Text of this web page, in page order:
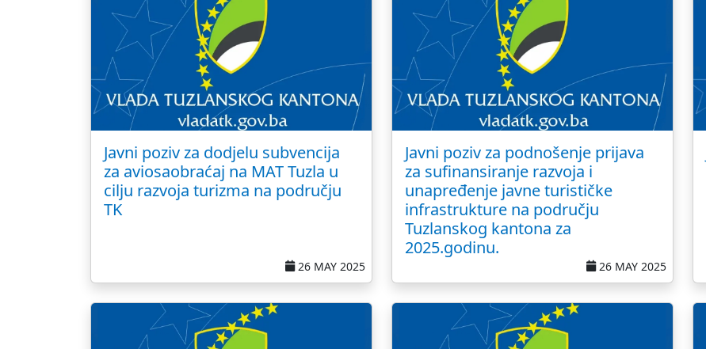
Javni poziv za dodjelu subvencija
za aviosaobraćaj na MAT Tuzla u
cilju razvoja turizma na području
TK
26 MAY 2025
Javni poziv za podnošenje prijava
za sufinansiranje razvoja i
unapređenje javne turističke
infrastrukture na području
Tuzlanskog kantona za
2025.godinu.
26 MAY 2025